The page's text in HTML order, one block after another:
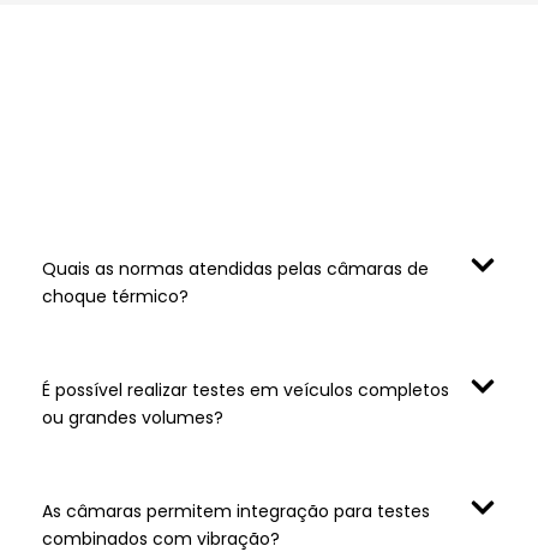
Quais as normas atendidas pelas câmaras de
choque térmico?
É possível realizar testes em veículos completos
ou grandes volumes?
As câmaras permitem integração para testes
combinados com vibração?